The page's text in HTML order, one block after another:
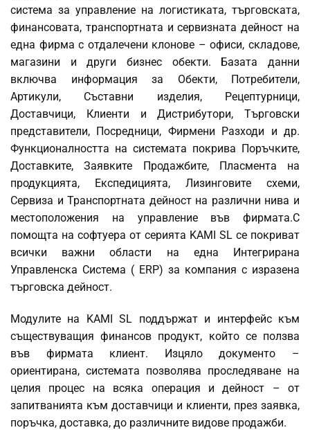
система за управление на логистиката, търговската,
финансовата, транспортната и сервизната дейност на
една фирма с отдалечени клонове – офиси, складове,
магазини и други бизнес обекти. Базата данни
включва информация за Обекти, Потребители,
Артикули, Съставни изделия, Рецептурници,
Доставчици, Клиенти и Дистрибутори, Търговски
представители, Посредници, Фирмени Разходи и др.
Функционалността на системата покрива Поръчките,
Доставките, Заявките Продажбите, Пласмента на
продукцията, Експедицията, Лизинговите схеми,
Сервиза и Транспортната дейност на различни нива и
местоположения на управление във фирмата.С
помощта на софтуера от серията KAMI SL се покриват
всички важни области на една Интегрирана
Управленска Система ( ERP) за компания с изразена
търговска дейност.
Модулите на KAMI SL поддържат и интерфейс към
съществуващия финансов продукт, който се ползва
във фирмата клиент. Изцяло документо –
ориентирана, системата позволява проследяване на
целия процес на всяка операция и дейност – от
запитванията към доставчици и клиенти, през заявка,
поръчка, доставка, до различните видове продажби.